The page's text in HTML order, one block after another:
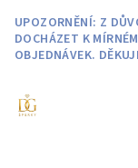
obsah
UPOZORNĚNÍ: Z
DOCHÁZET K
OBJEDNÁVEK.